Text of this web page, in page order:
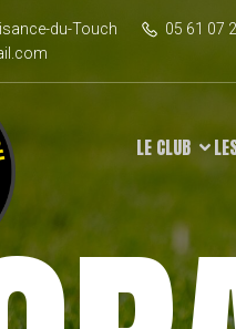
du-Touch
05 61 07
LE CLUB